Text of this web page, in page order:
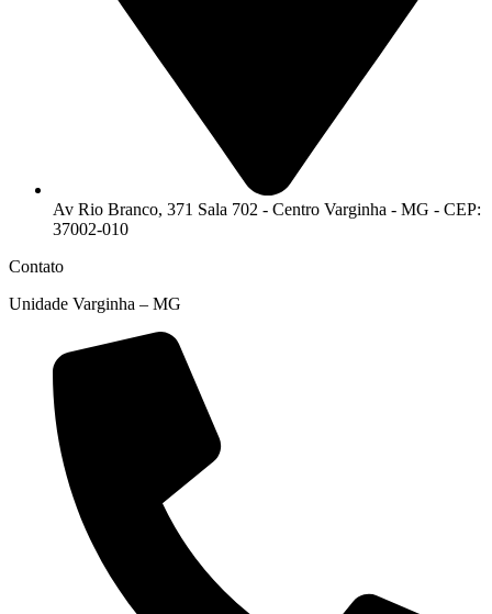
Av Rio Branco, 371 Sala 702 - Centro Varginha - MG - CEP:
37002-010
Contato
Unidade Varginha – MG